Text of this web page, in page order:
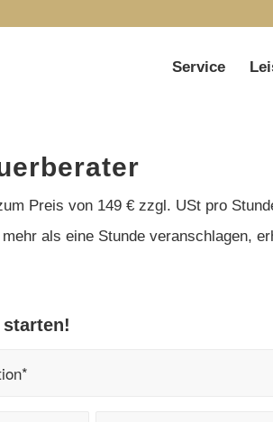
Service
Preis von 149 € zzgl. USt pro
als eine Stunde veranschlagen,